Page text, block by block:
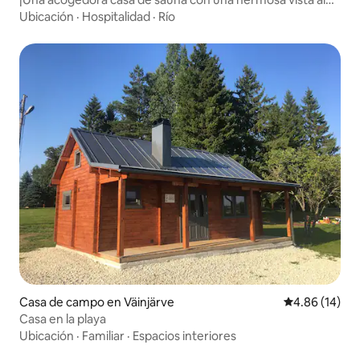
río!
Ubicación · Hospitalidad · Río
Casa de campo en Väinjärve Calificación
4.86 (14)
Casa en la playa
Ubicación · Familiar · Espacios interiores